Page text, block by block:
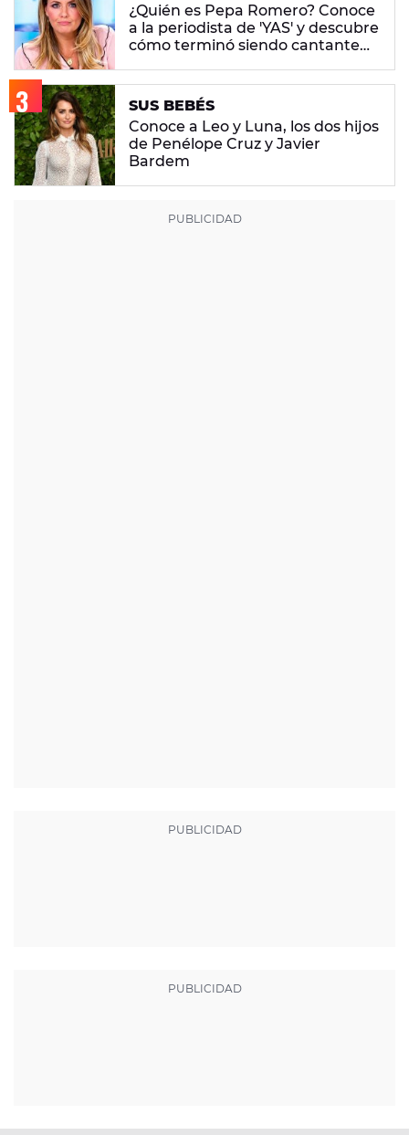
¿Quién es Pepa Romero? Conoce
a la periodista de 'YAS' y descubre
cómo terminó siendo cantante
SUS BEBÉS
Conoce a Leo y Luna, los dos hijos
de Penélope Cruz y Javier
Bardem